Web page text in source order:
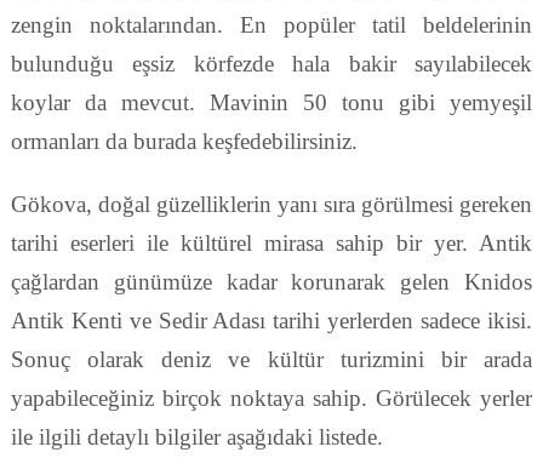
zengin noktalarından. En popüler tatil beldelerinin
bulunduğu eşsiz körfezde hala bakir sayılabilecek
koylar da mevcut. Mavinin 50 tonu gibi yemyeşil
ormanları da burada keşfedebilirsiniz.
Gökova, doğal güzelliklerin yanı sıra görülmesi gereken
tarihi eserleri ile kültürel mirasa sahip bir yer. Antik
çağlardan günümüze kadar korunarak gelen Knidos
Antik Kenti ve Sedir Adası tarihi yerlerden sadece ikisi.
Sonuç olarak deniz ve kültür turizmini bir arada
yapabileceğiniz birçok noktaya sahip. Görülecek yerler
ile ilgili detaylı bilgiler aşağıdaki listede.